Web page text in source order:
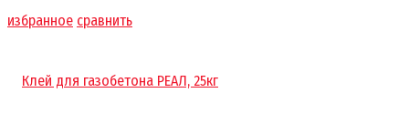
избранное сравнить